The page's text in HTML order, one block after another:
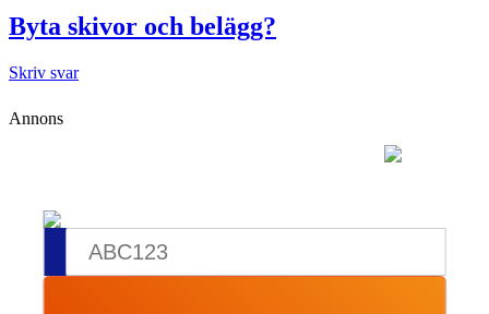
Byta skivor och belägg?
Skriv svar
Annons